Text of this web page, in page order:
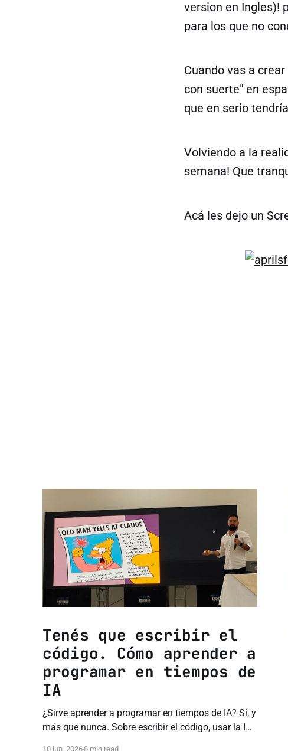
version en Ingles)!
para los que no
Cuando vas a
con suerte" en
que en serio
Volviendo a la
semana! Que
Acá les dejo un
Tenés que escribir el
código. Cómo aprender a
programar en tiempos de
IA
¿Sirve aprender a programar en tiempos de IA? Sí, y
más que nunca. Sobre escribir el código, usar la IA
10 jun. 20268 min read